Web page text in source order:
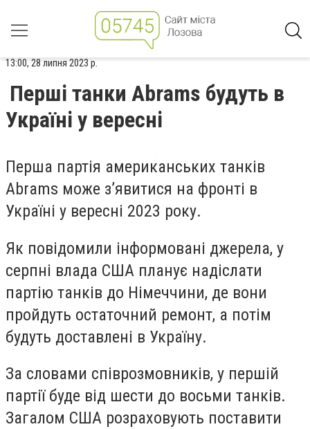
13:00, 28 липня 2023 р.
Перші танки Abrams будуть в
Україні у вересні
Перша партія американських танків
Abrams може зʼявитися на фронті в
Україні у вересні 2023 року.
Як повідомили інформовані джерела, у
серпні влада США планує надіслати
партію танків до Німеччини, де вони
пройдуть остаточний ремонт, а потім
будуть доставлені в Україну.
За словами співрозмовників, у першій
партії буде від шести до восьми танків.
Загалом США розраховують поставити